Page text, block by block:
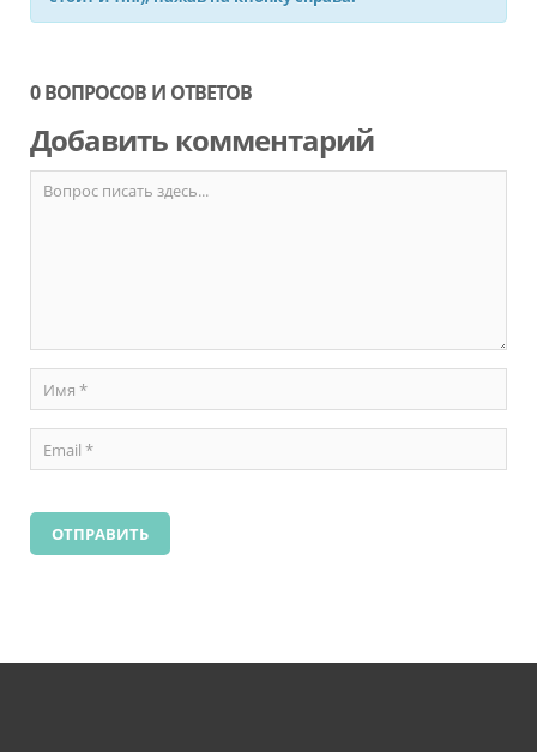
0 ВОПРОСОВ И ОТВЕТОВ
Добавить комментарий